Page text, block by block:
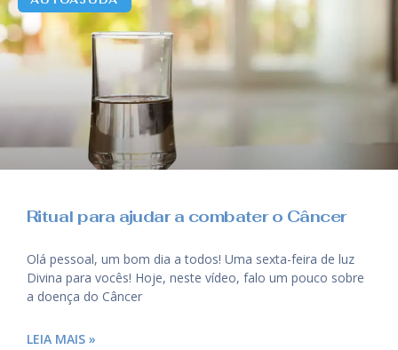
Ritual para ajudar a combater o Câncer
Olá pessoal, um bom dia a todos! Uma sexta-feira de luz
Divina para vocês! Hoje, neste vídeo, falo um pouco sobre
a doença do Câncer
LEIA MAIS »